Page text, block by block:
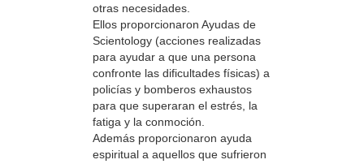
otras necesidades.
Ellos proporcionaron Ayudas de
Scientology (acciones realizadas
para ayudar a que una persona
confronte las dificultades físicas) a
policías y bomberos exhaustos
para que superaran el estrés, la
fatiga y la conmoción.
Además proporcionaron ayuda
espiritual a aquellos que sufrieron